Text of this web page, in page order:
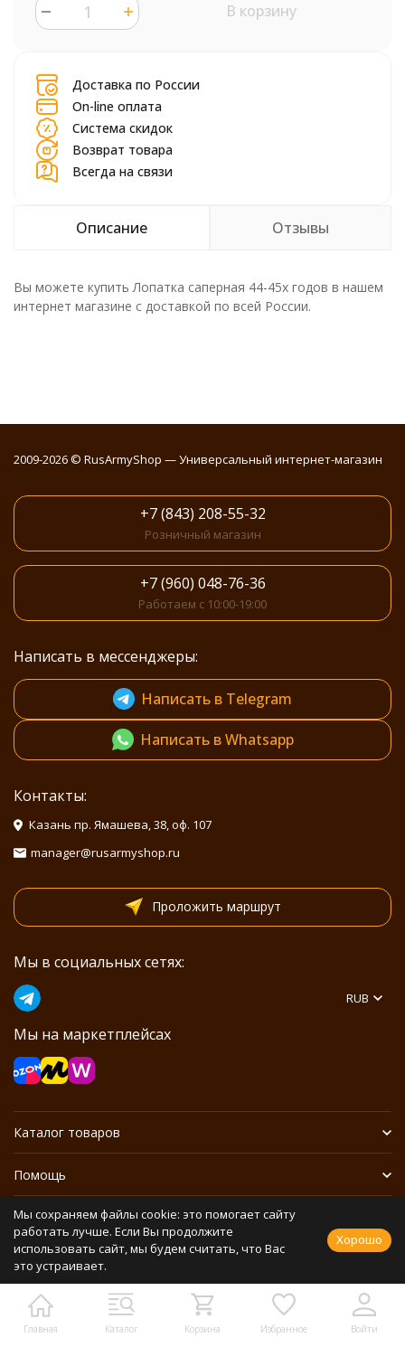
В корзину
Доставка по России
On-line оплата
Система скидок
Возврат товара
Всегда на связи
Описание Отзывы
Вы можете купить Лопатка саперная 44-45х годов в нашем
интернет магазине с доставкой по всей России.
Главная Каталог Корзина Избранное Войти
2009-2026 © RusArmyShop — Универсальный интернет-магазин
+7 (843) 208-55-32
Розничный магазин
+7 (960) 048-76-36
Работаем с 10:00-19:00
Написать в мессенджеры:
Написать в Telegram
Написать в Whatsapp
Контакты:
Казань пр. Ямашева, 38, оф. 107
manager@rusarmyshop.ru
Проложить маршрут
Мы в социальных сетях:
Мы на маркетплейсах
RUB
Каталог товаров
Помощь
Информация
Политика персональных данных
Разработано в
bodysite.ru Webasyst —
Мы сохраняем файлы cookie: это помогает сайту
работать лучше. Если Вы продолжите
использовать сайт, мы будем считать, что Вас
это устраивает.
Хорошо